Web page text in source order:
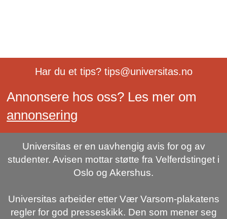
Har du et tips? tips@universitas.no
Annonsere hos oss? Les mer om
annonsering
Universitas er en uavhengig avis for og av
studenter. Avisen mottar støtte fra Velferdstinget i
Oslo og Akershus.
Universitas arbeider etter Vær Varsom-plakatens
regler for god presseskikk. Den som mener seg